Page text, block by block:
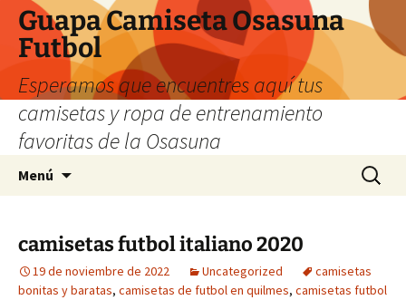
Guapa Camiseta Osasuna
Futbol
Esperamos que encuentres aquí tus
camisetas y ropa de entrenamiento
favoritas de la Osasuna
Menú Buscar:
camisetas futbol italiano 2020
19 de noviembre de 2022 Uncategorized
camisetas
bonitas y baratas, camisetas de futbol en quilmes, camisetas futbol